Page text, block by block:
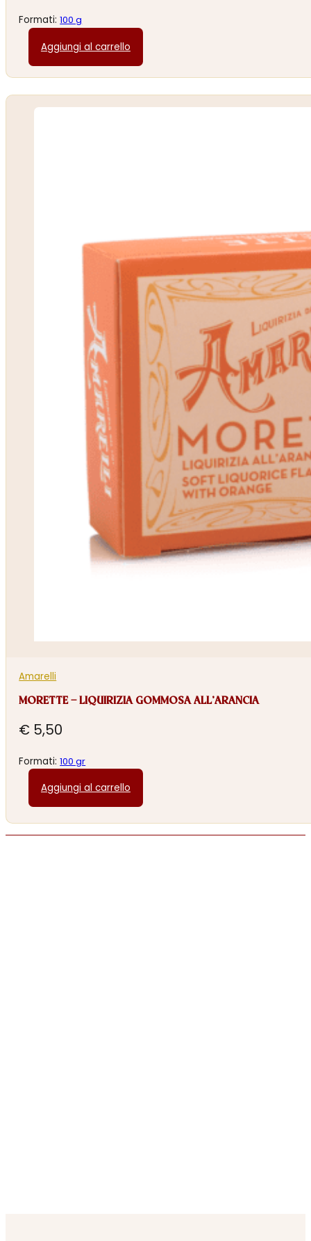
Formati:100 g
Aggiungi al carrello
Amarelli
MORETTE – LIQUIRIZIA GOMMOSA ALL’ARANCIA
€ 5,50
Formati:100 gr
Aggiungi al carrello